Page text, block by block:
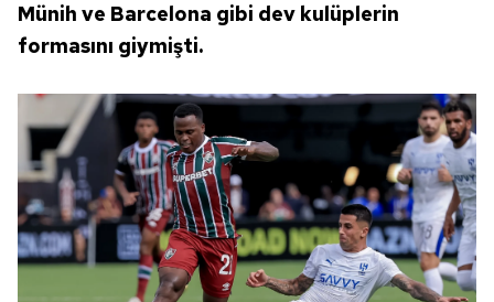
Münih ve Barcelona gibi dev kulüplerin
formasını giymişti.